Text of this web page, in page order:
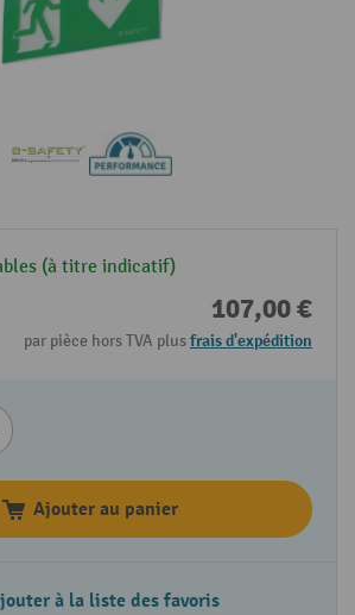
(à titre indicatif)
107,00 €
par pièce hors TVA plusfrais d'expédition
Ajouter au panier
à la liste des favoris